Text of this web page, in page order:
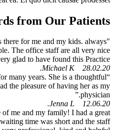
from Our Patients
there for me and my kids. always
The office staff are all very nice
glad to have found this Practice.”
28.02.20 Michael K.
many years. She is a thoughtful
the pleasure of having her as my
physician.”
12.06.20 Jenna L.
me and my family! I had a great
time was short and the staff